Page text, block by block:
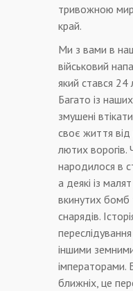
тривожною
край.
Ми з вами в
військовий
який стався
Багато із
змушені
своє життя від
лютих
народилося в
а деякі із
вкинутих бомб
снарядів.
іншими
імператорами.
ближніх, це